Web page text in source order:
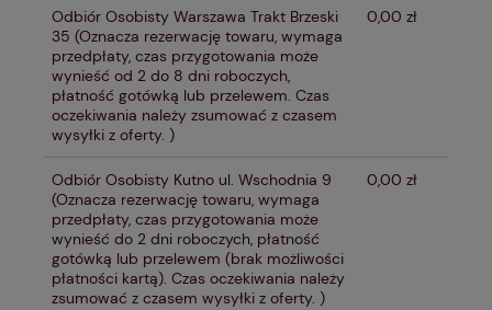
Odbiór Osobisty Warszawa Trakt Brzeski
35 (Oznacza rezerwację towaru, wymaga
przedpłaty, czas przygotowania może
wynieść od 2 do 8 dni roboczych,
płatność gotówką lub przelewem. Czas
oczekiwania należy zsumować z czasem
wysyłki z oferty. )
0,00 zł
Odbiór Osobisty Kutno ul. Wschodnia 9
(Oznacza rezerwację towaru, wymaga
przedpłaty, czas przygotowania może
wynieść do 2 dni roboczych, płatność
gotówką lub przelewem (brak możliwości
płatności kartą). Czas oczekiwania należy
zsumować z czasem wysyłki z oferty. )
0,00 zł